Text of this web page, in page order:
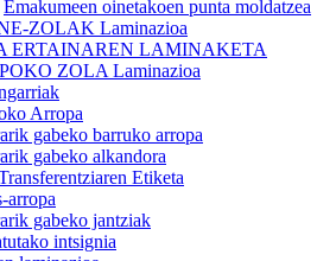
Emakumeen oinetakoen punta moldatzea
ZOLAK Laminazioa
ERTAINAREN LAMINAKETA
ZOLA Laminazioa
Arropa
gabeko barruko arropa
gabeko alkandora
Etiketa
arropa
gabeko jantziak
intsignia